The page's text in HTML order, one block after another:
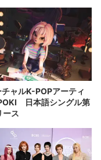
日本語シングル第
ース